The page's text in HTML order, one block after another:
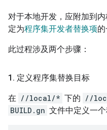
对于本地开发，应附加到
定为程序集开发者替换项的
此过程涉及两个步骤：
1 . 定义程序集替换目标
在 //local/* 下的 //
BUILD.gn 文件中定义一个